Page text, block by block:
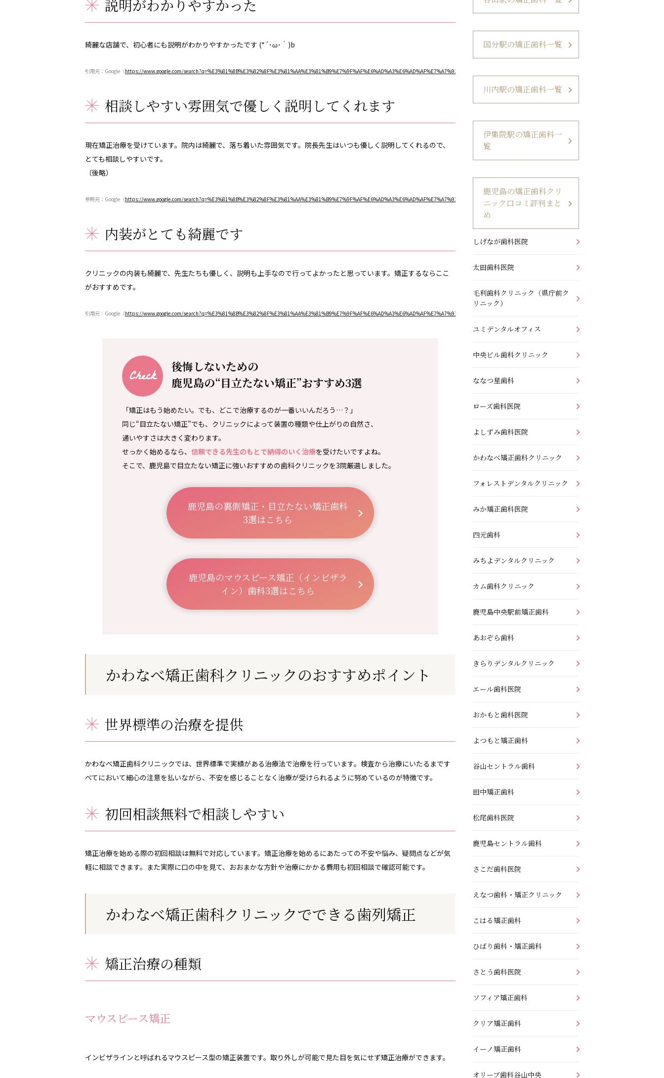
説明がわかりやすかった
綺麗な店舗で、初心者にも説明がわかりやすかったです (*´･ω･｀)b
引用元：Google（https://www.google.com/
相談しやすい雰囲気で優しく説明してくれます
現在矯正治療を受けています。院内は綺麗で、落ち着いた雰囲気です。院長先生はいつも優しく説明してくれるので、
とても相談しやすいです。
（後略）
参照元：Google（https://www.google.com/
内装がとても綺麗です
クリニックの内装も綺麗で、先生たちも優しく、説明も上手なので行ってよかったと思っています。矯正するならここ
がおすすめです。
引用元：Google（https://www.google.com/
後悔しないための
鹿児島の“目立たない矯正”おすすめ3選
「矯正はもう始めたい。でも、どこで治療するのが一番いいんだろう…？」
同じ“目立たない矯正”でも、クリニックによって装置の種類や仕上がりの自然さ、
通いやすさは大きく変わります。
せっかく始めるなら、 信頼できる先生のもとで納得のいく治療を受けたいですよね。
そこで、鹿児島で目立たない矯正に強いおすすめの歯科クリニックを3院厳選しました。
鹿児島の裏側矯正・目立たない矯正歯科
3選はこちら
鹿児島のマウスピース矯正（インビザラ
イン）歯科3選はこちら
かわなべ矯正歯科クリニックのおすすめポイント
世界標準の治療を提供
かわなべ矯正歯科クリニックでは、世界標準で実績がある治療法で治療を行っています。検査から治療にいたるまです
べてにおいて細心の注意を払いながら、不安を感じることなく治療が受けられるように努めているのが特徴です。
初回相談無料で相談しやすい
矯正治療を始める際の初回相談は無料で対応しています。矯正治療を始めるにあたっての不安や悩み、疑問点などが気
軽に相談できます。また実際に口の中を見て、おおまかな方針や治療にかかる費用も初回相談で確認可能です。
かわなべ矯正歯科クリニックでできる歯列矯正
矯正治療の種類
マウスピース矯正
インビザラインと呼ばれるマウスピース型の矯正装置です。取り外しが可能で見た目を気にせず矯正治療ができます。
国分駅の矯正歯科一覧
川内駅の矯正歯科一覧
伊集院駅の矯正歯科一
覧
鹿児島の矯正歯科クリ
ニック口コミ評判まと
め
しげなが歯科医院
太田歯科医院
毛利歯科クリニック（県庁前ク
リニック）
ユミデンタルオフィス
中央ビル歯科クリニック
ななつ星歯科
ローズ歯科医院
よしずみ歯科医院
かわなべ矯正歯科クリニック
フォレストデンタルクリニック
みか矯正歯科医院
四元歯科
みちよデンタルクリニック
カム歯科クリニック
鹿児島中央駅前矯正歯科
あおぞら歯科
きらりデンタルクリニック
エール歯科医院
おかもと歯科医院
よつもと矯正歯科
谷山セントラル歯科
田中矯正歯科
松尾歯科医院
鹿児島セントラル歯科
さこだ歯科医院
えなつ歯科・矯正クリニック
こはる矯正歯科
ひばり歯科・矯正歯科
さとう歯科医院
ソフィア矯正歯科
クリア矯正歯科
イーノ矯正歯科
オリーブ歯科谷山中央